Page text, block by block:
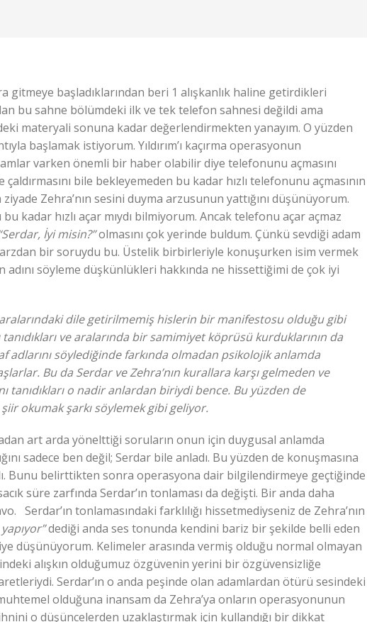
gitmeye başladıklarından beri 1 alışkanlık haline getirdikleri
bu sahne bölümdeki ilk ve tek telefon sahnesi değildi ama
materyali sonuna kadar değerlendirmekten yanayım. O yüzden
başlamak istiyorum. Yıldırım’ı kaçırma operasyonun
varken önemli bir haber olabilir diye telefonunu açmasını
bile bekleyemeden bu kadar hızlı telefonunu açmasının
Zehra’nın sesini duyma arzusunun yattığını düşünüyorum.
kadar hızlı açar mıydı bilmiyorum. Ancak telefonu açar açmaz
İyi misin?”olmasını çok yerinde buldum. Çünkü sevdiği adam
bir soruydu bu. Üstelik birbirleriyle konuşurken isim vermek
söyleme düşkünlükleri hakkında ne hissettiğimi de çok iyi
dile getirilmemiş hislerin bir manifestosu olduğu gibi
ve aralarında bir samimiyet köprüsü kurduklarının da
adlarını söylediğinde farkında olmadan psikolojik anlamda
Bu da Serdar ve Zehra’nın kurallara karşı gelmeden ve
tanıdıkları o nadir anlardan biriydi bence. Bu yüzden de
okumak şarkı söylemek gibi geliyor.
art arda yönelttiği soruların onun için duygusal anlamda
sadece ben değil; Serdar bile anladı. Bu yüzden de konuşmasına
Bunu belirttikten sonra operasyona dair bilgilendirmeye geçtiğinde
süre zarfında Serdar’ın tonlaması da değişti. Bir anda daha
Serdar’ın tonlamasındaki farklılığı hissetmediyseniz de Zehra’nın
dediği anda ses tonunda kendini bariz bir şekilde belli eden
düşünüyorum. Kelimeler arasında vermiş olduğu normal olmayan
alışkın olduğumuz özgüvenin yerini bir özgüvensizliğe
Serdar’ın o anda peşinde olan adamlardan ötürü sesindeki
olduğuna inansam da Zehra’ya onların operasyonunun
o düşüncelerden uzaklaştırmak için kullandığı bir dikkat